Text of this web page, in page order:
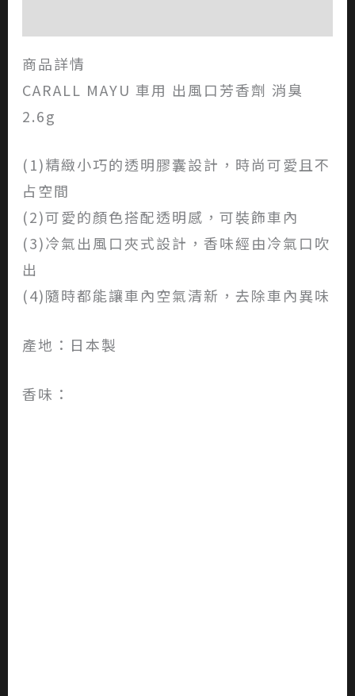
商品詳情
CARALL MAYU 車用 出風口芳香劑 消臭
2.6g
(1)精緻小巧的透明膠囊設計，時尚可愛且不
占空間
(2)可愛的顏色搭配透明感，可裝飾車內
(3)冷氣出風口夾式設計，香味經由冷氣口吹
出
(4)隨時都能讓車內空氣清新，去除車內異味
產地：日本製
香味：